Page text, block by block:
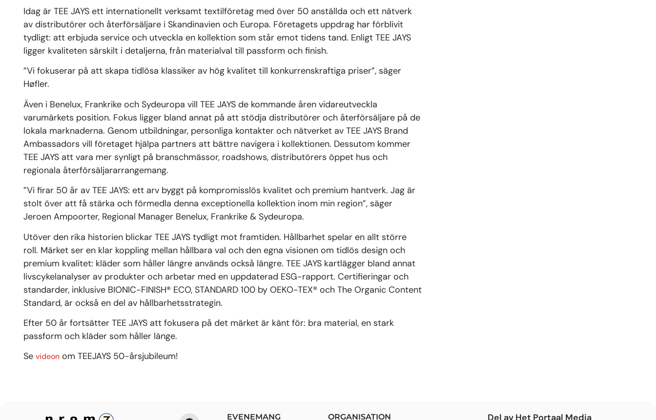
Idag är TEE JAYS ett internationellt verksamt textilföretag med över 50 anställda och ett nätverk
av distributörer och återförsäljare i Skandinavien och Europa. Företagets uppdrag har förblivit
tydligt: att erbjuda service och utveckla en kollektion som står emot tidens tand. Enligt TEE JAYS
ligger kvaliteten särskilt i detaljerna, från materialval till passform och finish.
”Vi fokuserar på att skapa tidlösa klassiker av hög kvalitet till konkurrenskraftiga priser”, säger
Høfler.
Även i Benelux, Frankrike och Sydeuropa vill TEE JAYS de kommande åren vidareutveckla
varumärkets position. Fokus ligger bland annat på att stödja distributörer och återförsäljare på de
lokala marknaderna. Genom utbildningar, personliga kontakter och nätverket av TEE JAYS Brand
Ambassadors vill företaget hjälpa partners att bättre navigera i kollektionen. Dessutom kommer
TEE JAYS att vara mer synligt på branschmässor, roadshows, distributörers öppet hus och
regionala återförsäljararrangemang.
”Vi firar 50 år av TEE JAYS: ett arv byggt på kompromisslös kvalitet och premium hantverk. Jag är
stolt över att få stärka och förmedla denna exceptionella kollektion inom min region”, säger
Jeroen Ampoorter, Regional Manager Benelux, Frankrike & Sydeuropa.
Utöver den rika historien blickar TEE JAYS tydligt mot framtiden. Hållbarhet spelar en allt större
roll. Märket ser en klar koppling mellan hållbara val och den egna visionen om tidlös design och
premium kvalitet: kläder som håller längre används också längre. TEE JAYS kartlägger bland annat
livscykelanalyser av produkter och arbetar med en uppdaterad ESG-rapport. Certifieringar och
standarder, inklusive BIONIC-FINISH® ECO, STANDARD 100 by OEKO-TEX® och The Organic Content
Standard, är också en del av hållbarhetsstrategin.
Efter 50 år fortsätter TEE JAYS att fokusera på det märket är känt för: bra material, en stark
passform och kläder som håller länge.
Se videon om TEEJAYS 50-årsjubileum!
EVENEMANG ORGANISATION Del av Het Portaal Media